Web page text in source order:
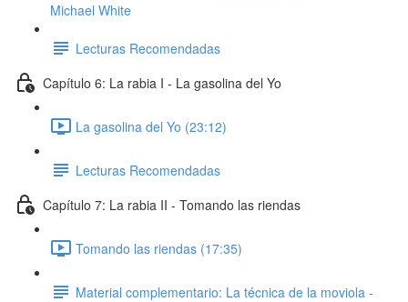
Michael White
Lecturas Recomendadas
Capítulo 6: La rabia I - La gasolina del Yo
La gasolina del Yo (23:12)
Lecturas Recomendadas
Capítulo 7: La rabia II - Tomando las riendas
Tomando las riendas (17:35)
Material complementario: La técnica de la moviola -